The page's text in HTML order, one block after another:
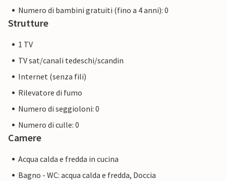
Numero di bambini gratuiti (fino a 4 anni): 0
Strutture
1 TV
TV sat/canali tedeschi/scandin
Internet (senza fili)
Rilevatore di fumo
Numero di seggioloni: 0
Numero di culle: 0
Camere
Acqua calda e fredda in cucina
Bagno - WC: acqua calda e fredda, Doccia